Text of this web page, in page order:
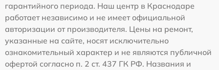
гарантийного периода. Наш центр в Краснодаре
работает независимо и не имеет официальной
авторизации от производителя. Цены на ремонт,
указанные на сайте, носят исключительно
ознакомительный характер и не являются публичной
офертой согласно п. 2 ст. 437 ГК РФ. Названия и